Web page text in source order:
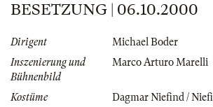
BESETZUNG | 06.10.2000
Dirigent
Michael Boder
Inszenierung und
Bühnenbild
Marco Arturo Marelli
Kostüme Dagmar Niefind /